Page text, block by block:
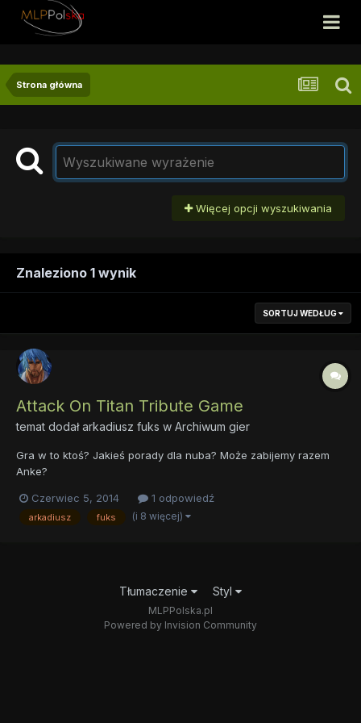
Strona główna
Więcej opcji wyszukiwania
Znaleziono 1 wynik
SORTUJ WEDŁUG
Attack On Titan Tribute Game
temat dodałarkadiusz fuks w Archiwum gier
Gra w to ktoś? Jakieś porady dla nuba? Może zabijemy razem
Anke?
Czerwiec 5, 2014 1 odpowiedź
arkadiusz fuks (i 8 więcej)
Tłumaczenie Styl
MLPPolska.pl
Powered by Invision Community